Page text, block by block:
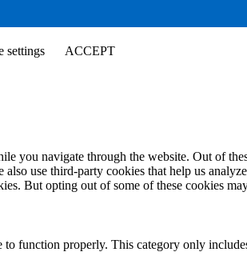
settings ACCEPT
you navigate through the website. Out of
use third-party cookies that help us
But opting out of some of these cookies
function properly. This category only